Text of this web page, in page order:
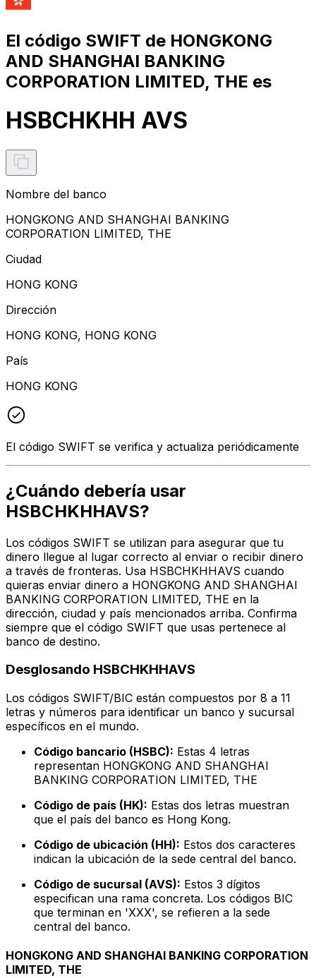
El código SWIFT de HONGKONG
AND SHANGHAI BANKING
CORPORATION LIMITED, THE es
HSBCHKHH AVS
Nombre del banco
HONGKONG AND SHANGHAI BANKING
CORPORATION LIMITED, THE
Ciudad
HONG KONG
Dirección
HONG KONG, HONG KONG
País
HONG KONG
El código SWIFT se verifica y actualiza periódicamente
¿Cuándo debería usar
HSBCHKHHAVS?
Los códigos SWIFT se utilizan para asegurar que tu
dinero llegue al lugar correcto al enviar o recibir dinero
a través de fronteras. Usa HSBCHKHHAVS cuando
quieras enviar dinero a HONGKONG AND SHANGHAI
BANKING CORPORATION LIMITED, THE en la
dirección, ciudad y país mencionados arriba. Confirma
siempre que el código SWIFT que usas pertenece al
banco de destino.
Desglosando HSBCHKHHAVS
Los códigos SWIFT/BIC están compuestos por 8 a 11
letras y números para identificar un banco y sucursal
específicos en el mundo.
Código bancario (HSBC): Estas 4 letras
representan HONGKONG AND SHANGHAI
BANKING CORPORATION LIMITED, THE
Código de país (HK): Estas dos letras muestran
que el país del banco es Hong Kong.
Código de ubicación (HH): Estos dos caracteres
indican la ubicación de la sede central del banco.
Código de sucursal (AVS): Estos 3 dígitos
especifican una rama concreta. Los códigos BIC
que terminan en 'XXX', se refieren a la sede
central del banco.
HONGKONG AND SHANGHAI BANKING CORPORATION
LIMITED, THE